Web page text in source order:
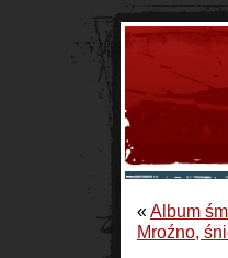
«Album
Mroźno,